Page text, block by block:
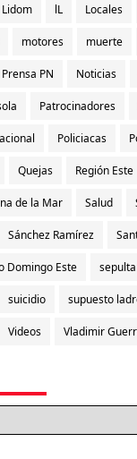
Lidom lL Locales
motores muerte
PN Noticias
Patrocinadores
Policiacas
Quejas Región Este
de la Mar Salud
Sánchez Ramírez
Domingo Este
suicidio supuesto
Videos Vladimir